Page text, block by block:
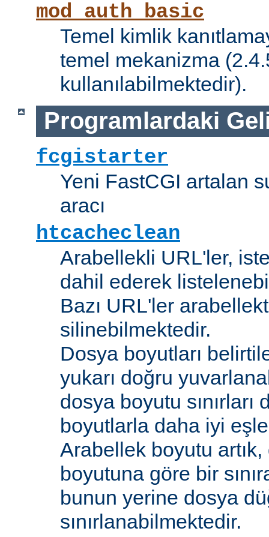
mod_auth_basic
Temel kimlik
temel mekanizma
kullanılabilmektedir).
Programlardaki
fcgistarter
Yeni FastCGI artalan
aracı
htcacheclean
Arabellekli URL'ler,
dahil ederek
Bazı URL'ler
silinebilmektedir.
Dosya boyutları
yukarı doğru
dosya boyutu sınırları
boyutlarla daha iyi
Arabellek boyutu
boyutuna göre bir
bunun yerine dosya
sınırlanabilmektedir.